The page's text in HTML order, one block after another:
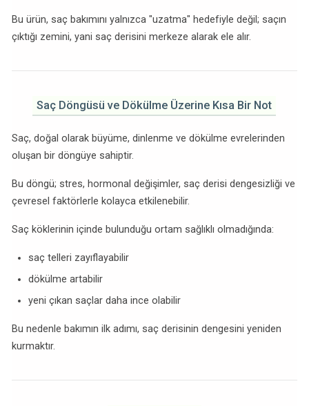
Bu ürün, saç bakımını yalnızca "uzatma" hedefiyle değil; saçın
çıktığı zemini, yani saç derisini merkeze alarak ele alır.
Saç Döngüsü ve Dökülme Üzerine Kısa Bir Not
Saç, doğal olarak büyüme, dinlenme ve dökülme evrelerinden
oluşan bir döngüye sahiptir.
Bu döngü; stres, hormonal değişimler, saç derisi dengesizliği ve
çevresel faktörlerle kolayca etkilenebilir.
Saç köklerinin içinde bulunduğu ortam sağlıklı olmadığında:
saç telleri zayıflayabilir
dökülme artabilir
yeni çıkan saçlar daha ince olabilir
Bu nedenle bakımın ilk adımı, saç derisinin dengesini yeniden
kurmaktır.